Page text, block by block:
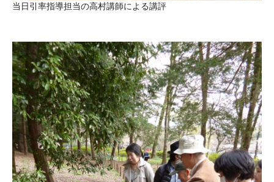
当日引率指導担当の高村講師による講評